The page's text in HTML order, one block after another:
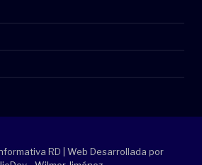
RD | Web Desarrollada por